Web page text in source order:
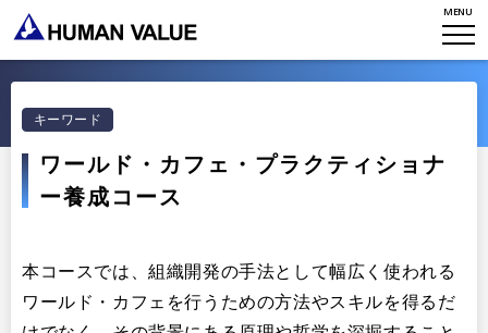
MENU
ミッション・バリュー
プライバシーポリシー
採用について
リーダーシップ
STORIES
NEWS
お知らせ
イベント・セミナー
リサーチ
CONTACT
検索
キーワード
ワールド・カフェ・プラクティショナ
ー養成コース
本コースでは、組織開発の手法として幅広く使われる
ワールド・カフェを行うための方法やスキルを得るだ